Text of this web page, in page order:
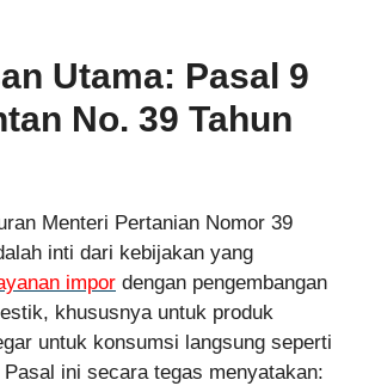
Utama: Pasal 9
No. 39 Tahun
Menteri Pertanian Nomor 39
inti dari kebijakan yang
impor dengan pengembangan
khususnya untuk produk
untuk konsumsi langsung seperti
Pasal ini secara tegas menyatakan: